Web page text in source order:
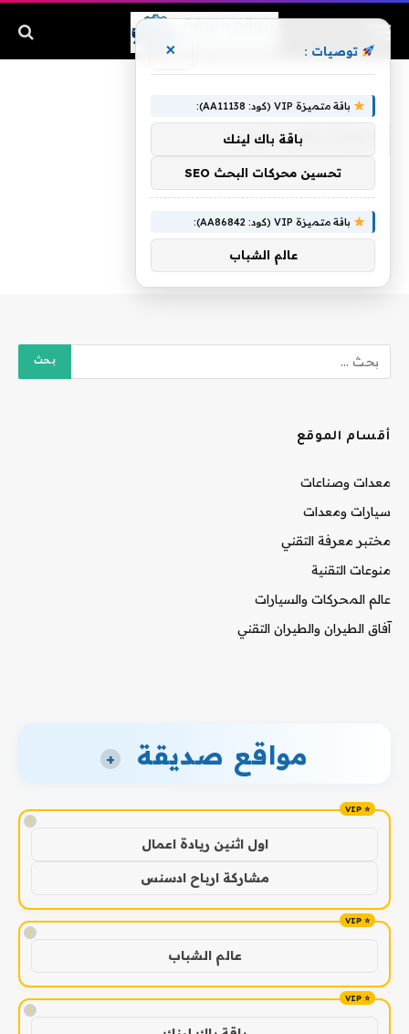
كيفية نقص الوزن
أقسام الموقع
معدات وصناعات
سيارات ومعدات
مختبر معرفة التقني
منوعات التقنية
عالم المحركات والسيارات
آفاق الطيران والطيران التقني
مواقع صديقة +
!
اول اثنين ريادة اعمال
مشاركة ارباح ادسنس
!
عالم الشباب
!
توصيات : ×
باقة متميزة VIP (كود: AA11138):
باقة باك لينك
تحسين محركات البحث SEO
باقة متميزة VIP (كود: AA86842):
عالم الشباب